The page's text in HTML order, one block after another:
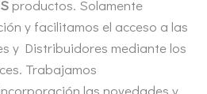
productos. Solamente
y facilitamos el acceso a las
y Distribuidores mediante los
Trabajamos
las novedades y